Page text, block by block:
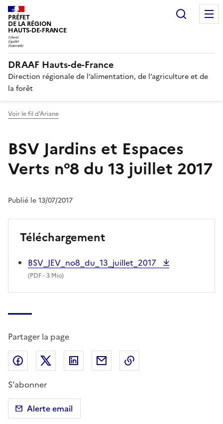
PRÉFET
DE LA RÉGION
HAUTS-DE-FRANCE
DRAAF Hauts-de-France
Direction régionale de l’alimentation, de l’agriculture et de
la forêt
Voir le fil d'Ariane
BSV Jardins et Espaces
Verts n°8 du 13 juillet 2017
Publié le 13/07/2017
Téléchargement
BSV_JEV_no8_du_13_juillet_2017
(PDF- 3 Mio)
Partager la page
Partager sur Facebook
Partager sur X (anciennement Twitter)
Partager sur LinkedIn
Partager par email
S'abonner
Alerte email